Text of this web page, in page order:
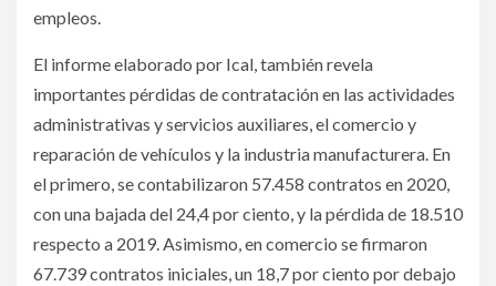
empleos.
El informe elaborado por Ical, también revela
importantes pérdidas de contratación en las actividades
administrativas y servicios auxiliares, el comercio y
reparación de vehículos y la industria manufacturera. En
el primero, se contabilizaron 57.458 contratos en 2020,
con una bajada del 24,4 por ciento, y la pérdida de 18.510
respecto a 2019. Asimismo, en comercio se firmaron
67.739 contratos iniciales, un 18,7 por ciento por debajo